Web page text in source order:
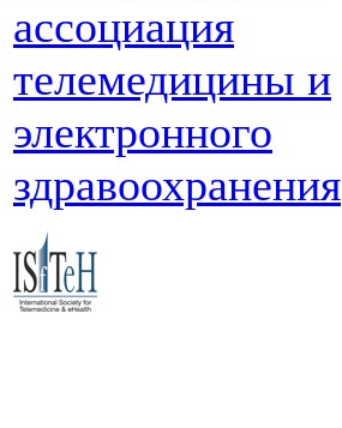
ассоциация
телемедицины и
электронного
здравоохранения